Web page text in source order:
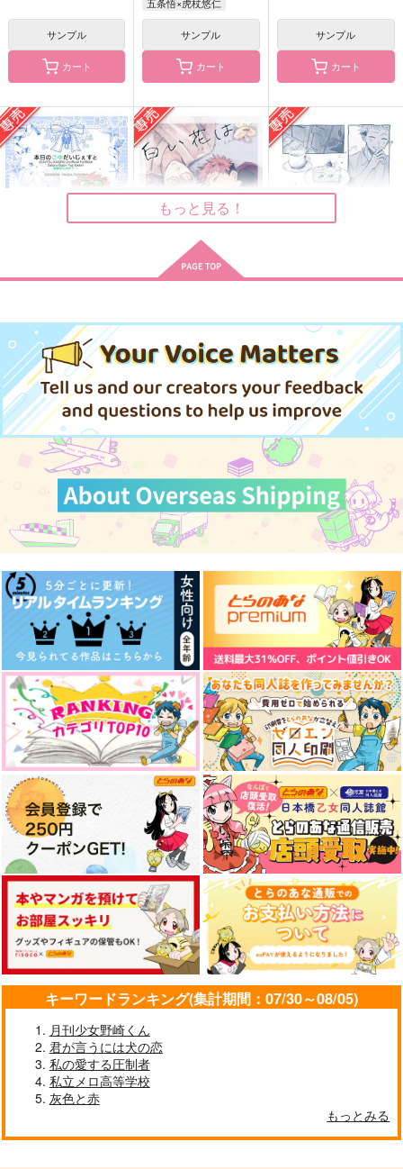
カタオモイ
緑茶派
787円（税込）
五条悟×虎杖悠仁
サンプル
Pew!Pew!Pew!
islet
787円 （税込）
五条悟×虎杖悠仁
サンプル
作品詳細
リチュアルホロウ
bibi
1,100円（税込）
五条悟×虎杖悠仁
サンプル
しゃらんら！
青いチューリップ
440円（税込）
サンプル
作品詳細
五悠と子どものハッピ
ーエンド／短編集
um
3,457円
五条悟×虎杖悠仁
サンプル
作品詳細
五悠と子ども６
um
（税込）
サンプル
作品詳細
東雲
KK
1,729円（税込）
五条悟×虎杖悠仁
サンプル
作品詳細
双方に重い
LiLi
110円（税込）
五条悟×虎杖悠仁
サンプル
Abracadabra
チョコレートボンバ
ー
1,100円（税込）
五条悟×虎杖悠仁
サンプル
サンプル
カート
サンプル
カート
サンプル
カート
と
パンダファシズム
専売 220円（税込）
呪術廻戦
五条悟×虎杖悠仁
サンプル
カート
はしゃぎ太郎
専売 1,257円（税込）
五条悟×虎杖悠仁
サンプル
は
爆速ししゃも
専売 677円 （税込）
呪術廻戦
五条悟×虎杖悠仁
サンプル
ビューティフルデイズ
帰路
472円（税込）
呪術廻戦
五条悟×虎杖悠仁
サンプル
カート
彼の人の話
無常讃歌
専売 787円（税込）
呪術廻戦
五条悟×虎杖悠仁
サンプル
カート
好きって言ってよ。下
猿と腰掛
専売 1,572円（税込）
呪術廻戦
五条悟×虎杖悠仁
サンプル
カート
もっと見る！
キーワードランキング(集計期間：07/30～08/05)
月刊少女野崎くん
君が言うには犬の恋
私の愛する圧制者
私立メロ高等学校
灰色と赤
もっとみる